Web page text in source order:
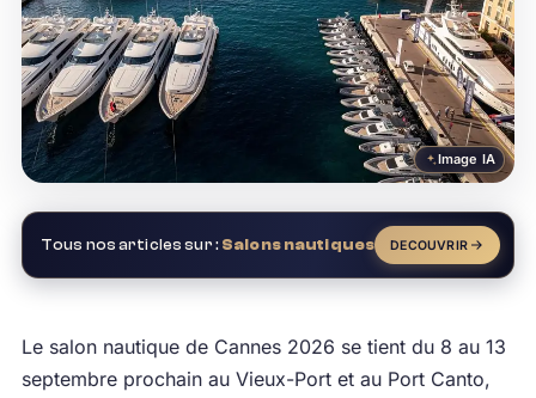
Image IA
Tous nos articles sur : Salons nautiques DECOUVRIR
Le salon nautique de Cannes 2026 se tient du 8 au 13
septembre prochain au Vieux-Port et au Port Canto,